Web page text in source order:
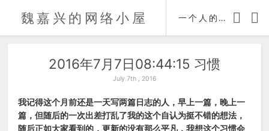
魏嘉兴的网络小屋 一个人的自传 时间轴
2016年7月7日08:44:15 习惯
July 7th , 2016
我记得这个月前还是一天写两篇日志的人，早上一篇，晚上一
篇，但随后的一次出差打乱了我的这个自认为挺不错的想法，
随后正如大家看到的，更新的没有那么平凡，我想这个习惯会